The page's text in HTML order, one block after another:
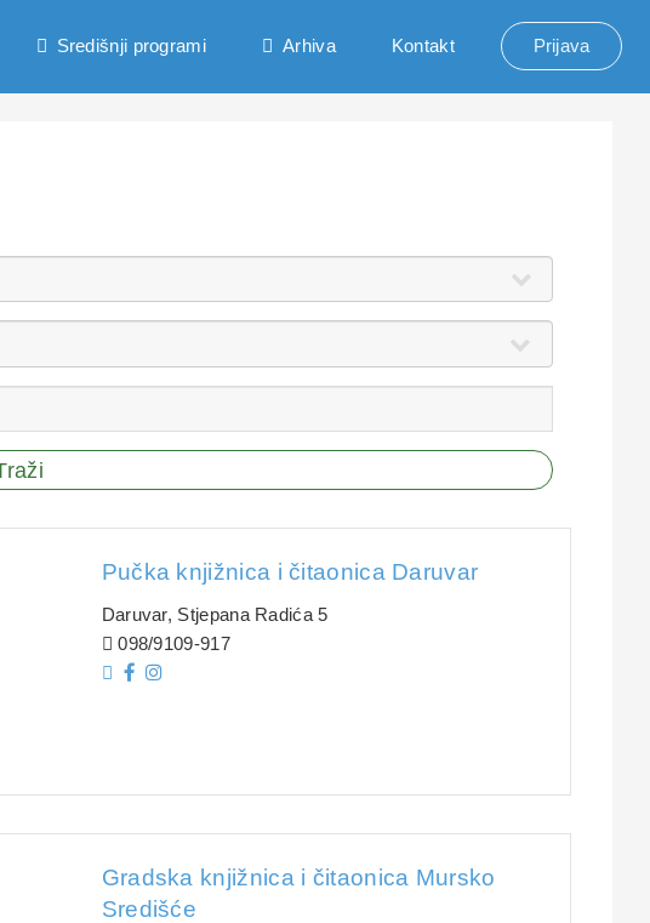
Središnji programi Arhiva Kontakt Prijava
Pučka knjižnica i čitaonica Daruvar
Daruvar, Stjepana Radića 5
098/9109-917
Gradska knjižnica i čitaonica Mursko
Središće